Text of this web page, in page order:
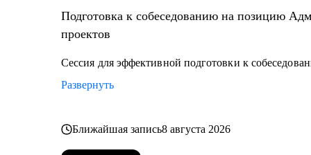
Подготовка к собеседованию на позицию
проектов
Сессия для эффективной подготовки к
Развернуть
Ближайшая запись8 августа 2026